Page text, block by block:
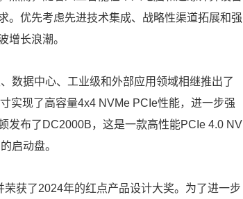
。优先考虑先进技术集成、战略性渠道拓展和强
增长浪潮。
数据中心、工业级和外部应用领域相继推出了
实现了高容量4x4 NVMe PCIe性能，进一步强
发布了DC2000B，这是一款高性能PCIe 4.0 NV
启动盘。
获了2024年的红点产品设计大奖。为了进一步